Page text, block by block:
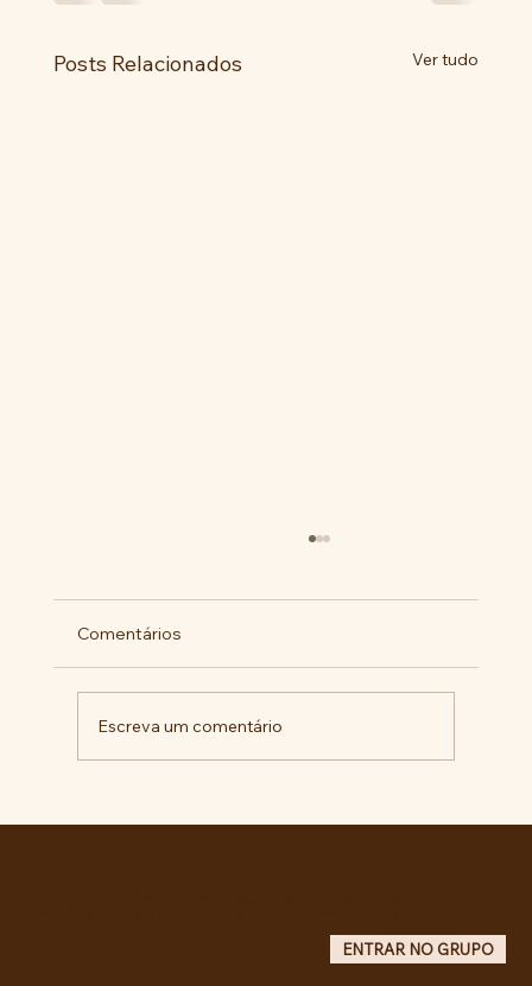
Posts Relacionados Ver tudo
Comentários
Escreva um comentário
ENTRAR NO GRUPO